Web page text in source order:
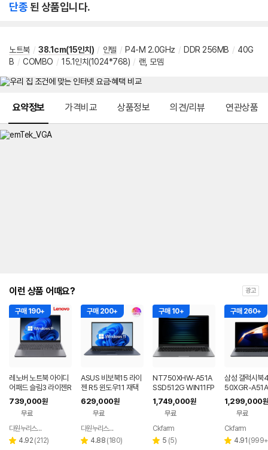
단종된 상품입니다.
노트북 / 38.1cm(15인치) / 인텔 / P4-M 2.0GHz / DDR 256MB / 40G
B / COMBO / 15.1인치(1024*768) / 랜, 모뎀
요약정보 가격비교 상품정보 의견/리뷰 연관상품
이런 상품 어때요? 광고
구매 190+
레노버 노트북 아이디
어패드 슬림3 라이젠R
5 8GB 256GB 윈도
우11
739,000원
무료
페이
다원누리스토어
별 4.92 리
(212)
구매 200+
ASUS 비보북15 라이
젠 R5 윈도우11 재택
근무 싼 노트북
629,000원
무료
페이
다원누리스토어
별 4.88 리
(180)
구매 10+
NT750XHW-A51A
SSD512G WIN11FP
P(버젼UP설치) 삼성
전자 갤럭시북5 노트
1,749,000원
무료
Ckfarm
별 5 리
(5)
구매 260+
삼성 갤럭시
50XGR-
1 FPP(버젼UP
업무용 학생용
노트북 문스톤
1,299,000원
무료
페이
Ckfarm
별 4.91 리
(999+